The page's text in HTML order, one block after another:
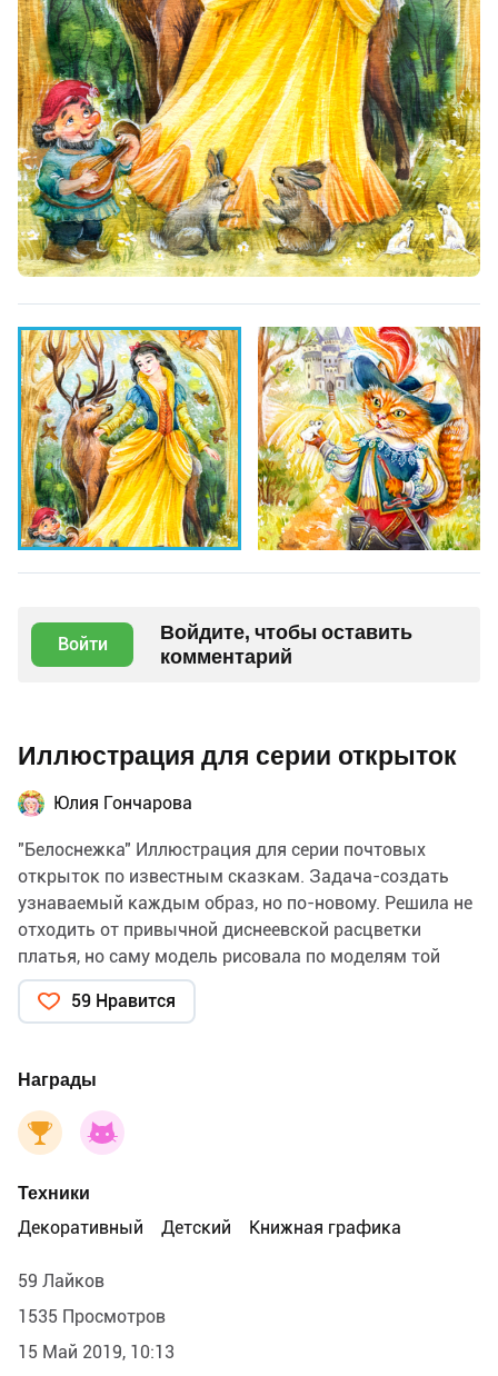
Войти
Войдите, чтобы оставить
комментарий
Иллюстрация для серии открыток
Юлия Гончарова
"Белоснежка" Иллюстрация для серии почтовых
открыток по известным сказкам. Задача-создать
узнаваемый каждым образ, но по-новому. Решила не
отходить от привычной диснеевской расцветки
платья, но саму модель рисовала по моделям той
эпохи, когда братья Гримм опубликовали сказку.
59 Нравится
Награды
Техники
Декоративный
Детский Книжная графика
59 Лайков
1535 Просмотров
15 Май 2019, 10:13